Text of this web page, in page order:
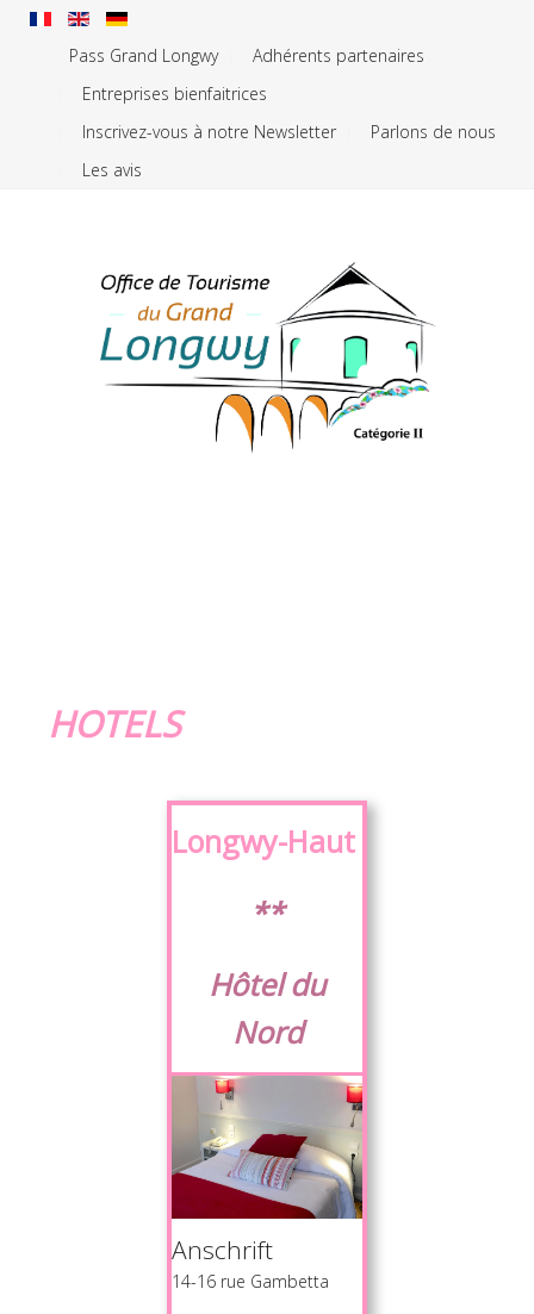
Pass Grand Longwy
Adhérents partenaires
Entreprises bienfaitrices
Inscrivez-vous à notre Newsletter
Parlons de nous
Les avis
HOTELS
Longwy-Haut
**
Hôtel du
Nord
Anschrift
14-16 rue Gambetta